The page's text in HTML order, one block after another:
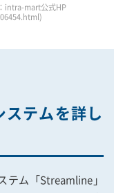
intra-mart公式HP
)
テムを詳し
テム「Streamline」